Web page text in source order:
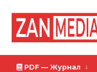
PDF — Журнал